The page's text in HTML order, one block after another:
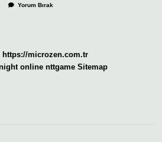
Yorum Bırak
https://microzen.com.tr
online nttgame Sitemap